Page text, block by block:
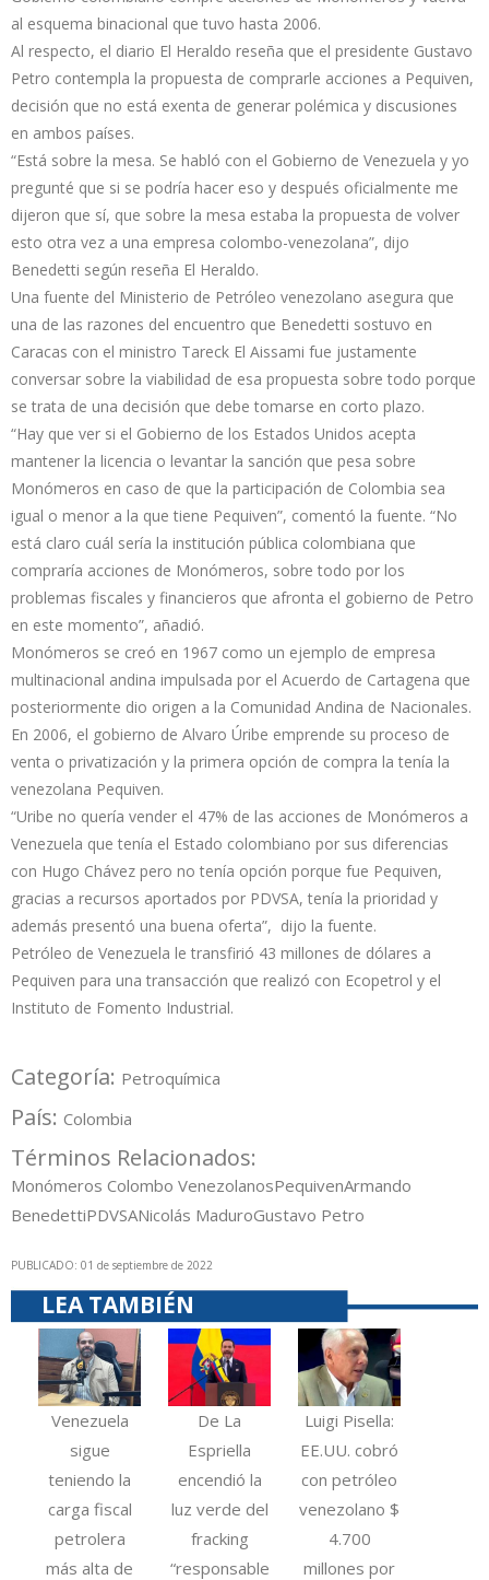
al esquema binacional que tuvo hasta 2006.
Al respecto, el diario El Heraldo reseña que el presidente Gustavo
Petro contempla la propuesta de comprarle acciones a Pequiven,
decisión que no está exenta de generar polémica y discusiones
en ambos países.
“Está sobre la mesa. Se habló con el Gobierno de Venezuela y yo
pregunté que si se podría hacer eso y después oficialmente me
dijeron que sí, que sobre la mesa estaba la propuesta de volver
esto otra vez a una empresa colombo-venezolana”, dijo
Benedetti según reseña El Heraldo.
Una fuente del Ministerio de Petróleo venezolano asegura que
una de las razones del encuentro que Benedetti sostuvo en
Caracas con el ministro Tareck El Aissami fue justamente
conversar sobre la viabilidad de esa propuesta sobre todo porque
se trata de una decisión que debe tomarse en corto plazo.
“Hay que ver si el Gobierno de los Estados Unidos acepta
mantener la licencia o levantar la sanción que pesa sobre
Monómeros en caso de que la participación de Colombia sea
igual o menor a la que tiene Pequiven”, comentó la fuente. “No
está claro cuál sería la institución pública colombiana que
compraría acciones de Monómeros, sobre todo por los
problemas fiscales y financieros que afronta el gobierno de Petro
en este momento”, añadió.
Monómeros se creó en 1967 como un ejemplo de empresa
multinacional andina impulsada por el Acuerdo de Cartagena que
posteriormente dio origen a la Comunidad Andina de Nacionales.
En 2006, el gobierno de Alvaro Úribe emprende su proceso de
venta o privatización y la primera opción de compra la tenía la
venezolana Pequiven.
“Uribe no quería vender el 47% de las acciones de Monómeros a
Venezuela que tenía el Estado colombiano por sus diferencias
con Hugo Chávez pero no tenía opción porque fue Pequiven,
gracias a recursos aportados por PDVSA, tenía la prioridad y
además presentó una buena oferta”, dijo la fuente.
Petróleo de Venezuela le transfirió 43 millones de dólares a
Pequiven para una transacción que realizó con Ecopetrol y el
Instituto de Fomento Industrial.
Categoría: Petroquímica
País: Colombia
Términos Relacionados:
Monómeros Colombo VenezolanosPequivenArmando
BenedettiPDVSANicolás MaduroGustavo Petro
PUBLICADO: 01 de septiembre de 2022
LEA TAMBIÉN
Venezuela
sigue
teniendo la
carga fiscal
petrolera
más alta de
De La
Espriella
encendió la
luz verde del
fracking
“responsable
Luigi Pisella:
EE.UU. cobró
con petróleo
venezolano $
4.700
millones por